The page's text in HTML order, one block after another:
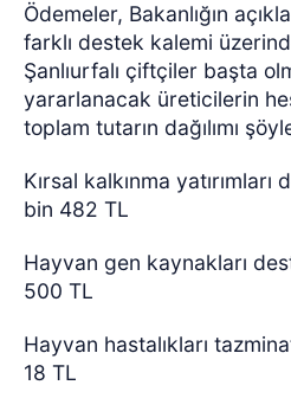
Ödemeler, Bakanlığın
farklı destek kalemi
Şanlıurfalı çiftçiler başta
yararlanacak üreticilerin
toplam tutarın dağılımı
Kırsal kalkınma yatırımları
bin 482 TL
Hayvan gen kaynakları
500 TL
Hayvan hastalıkları
18 TL